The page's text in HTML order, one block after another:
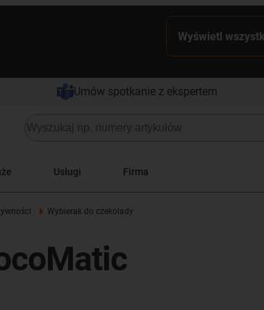
Wyświetl
Umów spotkanie z ekspertem
Usługi Firma
Wybierak do czekolady